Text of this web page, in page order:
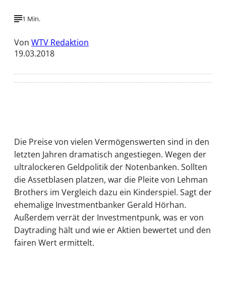
1 Min.
Von WTV Redaktion
19.03.2018
Die Preise von vielen Vermögenswerten sind in den
letzten Jahren dramatisch angestiegen. Wegen der
ultralockeren Geldpolitik der Notenbanken. Sollten
die Assetblasen platzen, war die Pleite von Lehman
Brothers im Vergleich dazu ein Kinderspiel. Sagt der
ehemalige Investmentbanker Gerald Hörhan.
Außerdem verrät der Investmentpunk, was er von
Daytrading hält und wie er Aktien bewertet und den
fairen Wert ermittelt.